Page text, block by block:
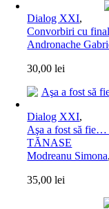
Dialog XXI,
Convorbiri cu
Andronache
30,00lei
Dialog XXI,
Aşa a fost să
TĂNASE
Modreanu Simona
35,00lei